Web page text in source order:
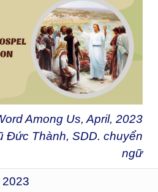
Among Us, April, 2023
Đức Thành, SDD. chuyển
ngữ
2023